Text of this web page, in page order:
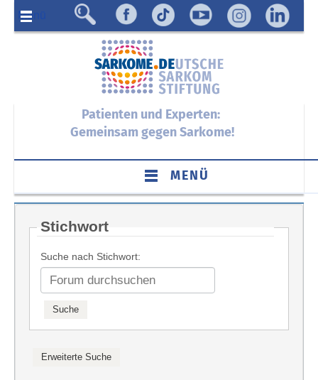
Menü
Patienten und Experten:
Gemeinsam gegen Sarkome!
MENÜ
Stichwort
Suche nach Stichwort: